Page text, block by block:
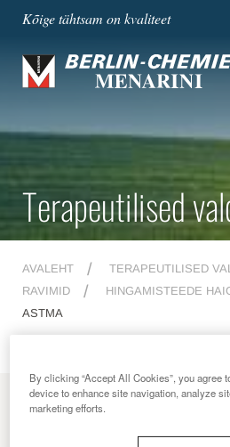
Kõige tähtsam on kvaliteet
Terapeutilised
AVALEHT
TERAPEUTILISED
RAVIMID
HINGAMISTEEDE
ASTMA
MENU
By clicking “Accept All Cookies”, you agree
device to enhance site navigation, analyze
marketing efforts.